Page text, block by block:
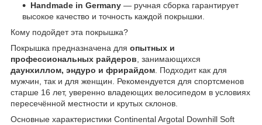
Handmade in Germany — ручная сборка гарантирует
высокое качество и точность каждой покрышки.
Кому подойдет эта покрышка?
Покрышка предназначена для опытных и
профессиональных райдеров, занимающихся
даунхиллом, эндуро и фрирайдом. Подходит как для
мужчин, так и для женщин. Рекомендуется для спортсменов
старше 16 лет, уверенно владеющих велосипедом в условиях
пересечённой местности и крутых склонов.
Основные характеристики Continental Argotal Downhill Soft